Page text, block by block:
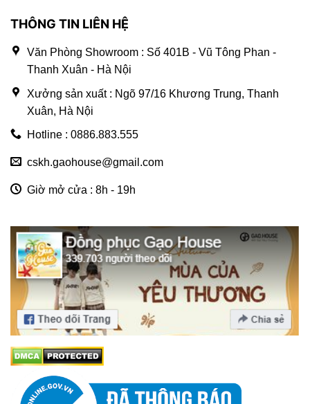
THÔNG TIN LIÊN HỆ
Văn Phòng Showroom : Số 401B - Vũ Tông Phan -
Thanh Xuân - Hà Nội
Xưởng sản xuất : Ngõ 97/16 Khương Trung, Thanh
Xuân, Hà Nội
Hotline : 0886.883.555
cskh.gaohouse@gmail.com
Giờ mở cửa : 8h - 19h